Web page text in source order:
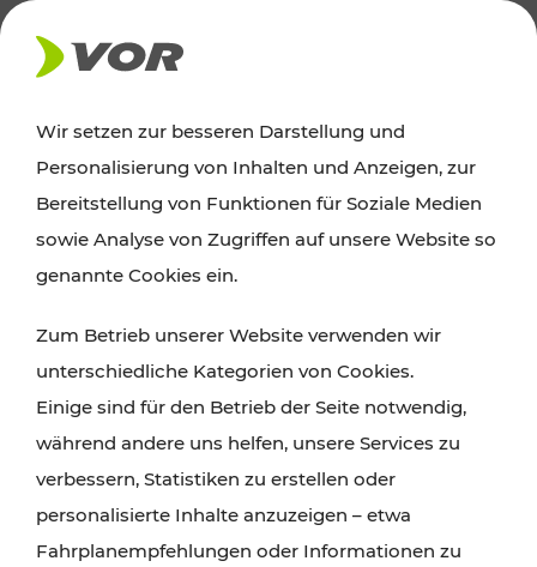
AKTUELLES
Ausflugstipps
Wien, Niederösterreich und das Burgenland
Wanderungen, Kultur und Gastronomie,
Radtouren oder purer Naturgenuss – viele
Attraktionen sind mit den Ticket- und Fahrplan-
Angeboten des VOR gut und schnell erreichbar.
Wir setzen zur besseren Darstellung und
Personalisierung von Inhalten und Anzeigen, zur
Bereitstellung von Funktionen für Soziale Medien
sowie Analyse von Zugriffen auf unsere Website so
genannte Cookies ein.
Zum Betrieb unserer Website verwenden wir
unterschiedliche Kategorien von Cookies.
Einige sind für den Betrieb der Seite notwendig,
während andere uns helfen, unsere Services zu
verbessern, Statistiken zu erstellen oder
personalisierte Inhalte anzuzeigen – etwa
Fahrplanempfehlungen oder Informationen zu